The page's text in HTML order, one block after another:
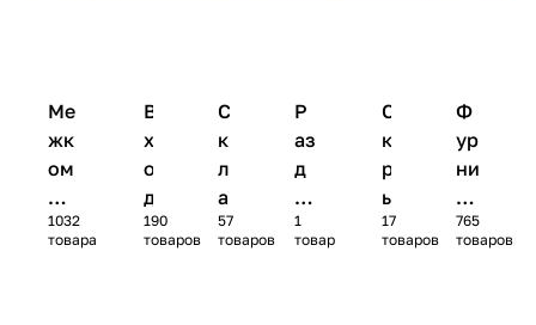
Ме
жк
ом
на
тн
ые
1032
товара
В
х
о
д
н
ы
190
товаров
С
к
л
а
д
н
57
товаров
Р
аз
д
в
и
ж
1
товар
С
к
р
ы
т
ы
17
товаров
Ф
ур
ни
ту
ра
и
765
товаров